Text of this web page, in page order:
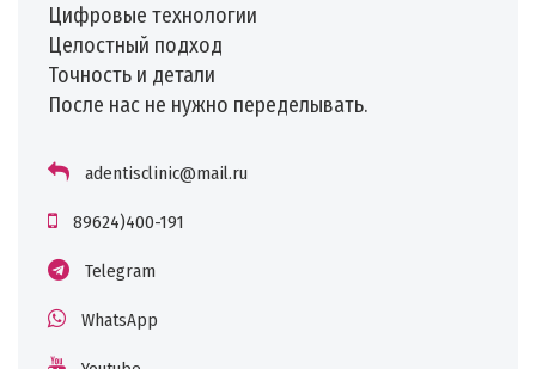
Цифровые технологии
Целостный подход
Точность и детали
После нас не нужно переделывать.
adentisclinic@mail.ru
89624)400-191
Telegram
WhatsApp